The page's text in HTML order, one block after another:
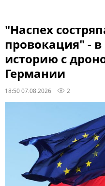
"Наспех
провокация" -
историю с
Германии
18:50 07.08.2026 2